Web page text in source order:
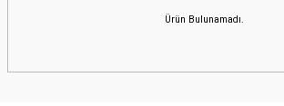
Ürün Bulunamadı.